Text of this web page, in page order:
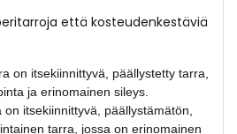
että kosteudenkestäviä
on itsekiinnittyvä, päällystetty tarra,
ja erinomainen sileys.
on itsekiinnittyvä, päällystämätön,
tarra, jossa on erinomainen